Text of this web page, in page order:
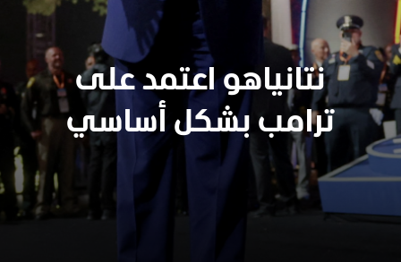
نتانياهو اعتمد على
ترامب بشكل أساسي